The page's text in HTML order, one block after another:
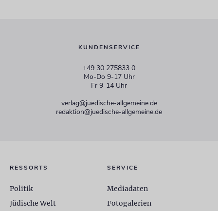
KUNDENSERVICE
+49 30 275833 0
Mo-Do 9-17 Uhr
Fr 9-14 Uhr
verlag@juedische-allgemeine.de
redaktion@juedische-allgemeine.de
RESSORTS
Politik
Jüdische Welt
SERVICE
Mediadaten
Fotogalerien